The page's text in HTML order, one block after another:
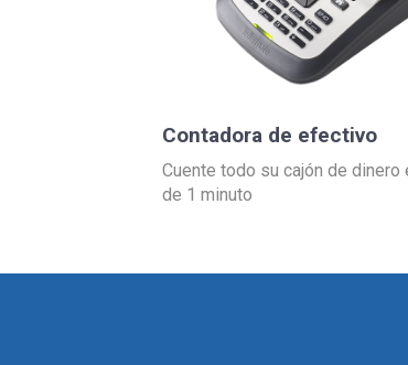
Contadora de efectivo
Cuente todo su cajón de dinero
de 1 minuto